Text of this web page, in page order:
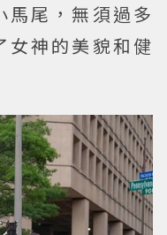
馬尾，無須過多
女神的美貌和健